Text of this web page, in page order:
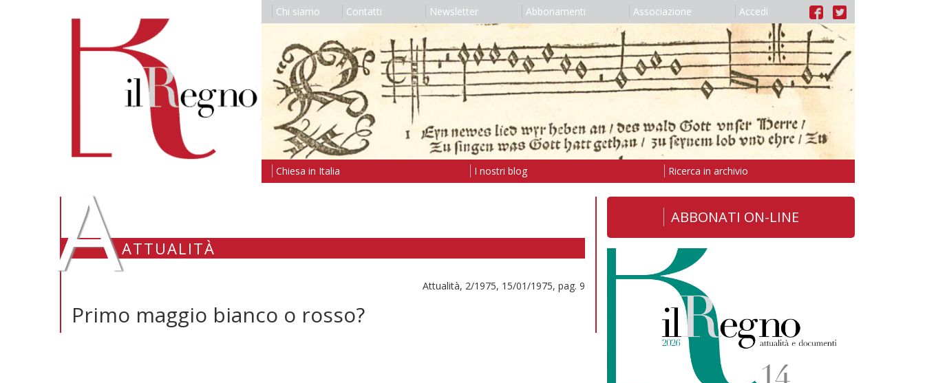
Chi siamo Contatti Newsletter Abbonamenti Associazione Accedi
Chiesa in Italia I nostri blog Ricerca in archivio
AATTUALITÀ
Attualità, 2/1975, 15/01/1975, pag. 9
Primo maggio bianco o rosso?
ABBONATI ON-LINE